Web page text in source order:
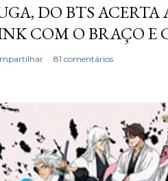
DO BTS
COM O BRAÇO E
81 comentários